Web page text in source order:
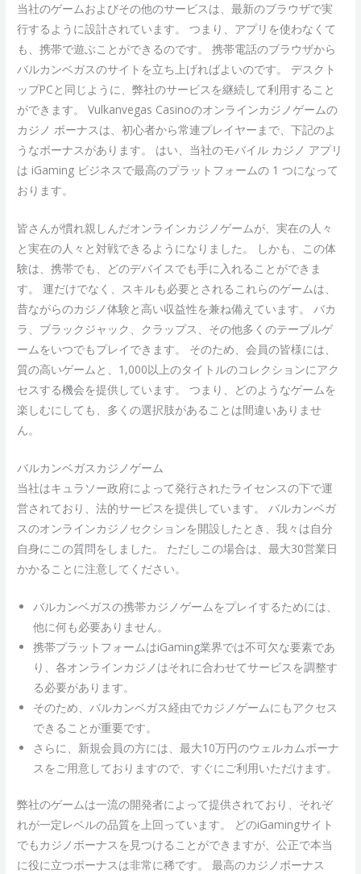
当社のゲームおよびその他のサービスは、最新のブラウザで実
行するように設計されています。 つまり、アプリを使わなくて
も、携帯で遊ぶことができるのです。 携帯電話のブラウザから
バルカンベガスのサイトを立ち上げればよいのです。 デスクト
ップPCと同じように、弊社のサービスを継続して利用すること
ができます。 Vulkanvegas Casinoのオンラインカジノゲームの
カジノ ボーナスは、初心者から常連プレイヤーまで、下記のよ
うなボーナスがあります。 はい、当社のモバイル カジノ アプリ
は iGaming ビジネスで最高のプラットフォームの 1 つになって
おります。
皆さんが慣れ親しんだオンラインカジノゲームが、実在の人々
と実在の人々と対戦できるようになりました。 しかも、この体
験は、携帯でも、どのデバイスでも手に入れることができま
す。 運だけでなく、スキルも必要とされるこれらのゲームは、
昔ながらのカジノ体験と高い収益性を兼ね備えています。 バカ
ラ、ブラックジャック、クラップス、その他多くのテーブルゲ
ームをいつでもプレイできます。 そのため、会員の皆様には、
質の高いゲームと、1,000以上のタイトルのコレクションにアク
セスする機会を提供しています。 つまり、どのようなゲームを
楽しむにしても、多くの選択肢があることは間違いありませ
ん。
バルカンベガスカジノゲーム
当社はキュラソー政府によって発行されたライセンスの下で運
営されており、法的サービスを提供しています。 バルカンベガ
スのオンラインカジノセクションを開設したとき、我々は自分
自身にこの質問をしました。 ただしこの場合は、最大30営業日
かかることに注意してください。
バルカンベガスの携帯カジノゲームをプレイするためには、
他に何も必要ありません。
携帯プラットフォームはiGaming業界では不可欠な要素であ
り、各オンラインカジノはそれに合わせてサービスを調整す
る必要があります。
そのため、バルカンベガス経由でカジノゲームにもアクセス
できることが重要です。
さらに、新規会員の方には、最大10万円のウェルカムボーナ
スをご用意しておりますので、すぐにご利用いただけます。
弊社のゲームは一流の開発者によって提供されており、それぞ
れが一定レベルの品質を上回っています。 どのiGamingサイト
でもカジノボーナスを見つけることができますが、公正で本当
に役に立つボーナスは非常に稀です。 最高のカジノボーナス